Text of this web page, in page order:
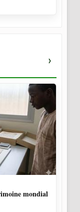
›
mondial